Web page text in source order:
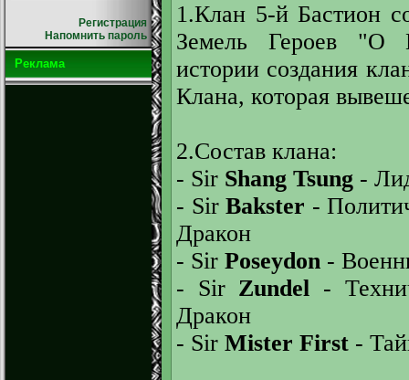
Регистрация
Напомнить пароль
Реклама
1.Клан 5-й Бастион
Земель Героев "О
истории создания
Клана, которая
2.Состав клана:
- Sir Shang Tsung -
- SirBakster -
Дракон
- Sir Poseydon -
- Sir Zundel -
Дракон
- Sir Mister First -